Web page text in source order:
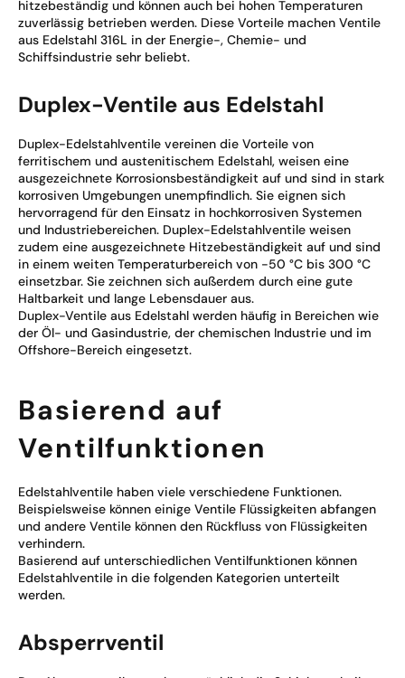
hitzebeständig und können auch bei hohen Temperaturen
zuverlässig betrieben werden. Diese Vorteile machen Ventile
aus Edelstahl 316L in der Energie-, Chemie- und
Schiffsindustrie sehr beliebt.
Duplex-Ventile aus Edelstahl
Duplex-Edelstahlventile vereinen die Vorteile von
ferritischem und austenitischem Edelstahl, weisen eine
ausgezeichnete Korrosionsbeständigkeit auf und sind in stark
korrosiven Umgebungen unempfindlich. Sie eignen sich
hervorragend für den Einsatz in hochkorrosiven Systemen
und Industriebereichen. Duplex-Edelstahlventile weisen
zudem eine ausgezeichnete Hitzebeständigkeit auf und sind
in einem weiten Temperaturbereich von -50 °C bis 300 °C
einsetzbar. Sie zeichnen sich außerdem durch eine gute
Haltbarkeit und lange Lebensdauer aus.
Duplex-Ventile aus Edelstahl werden häufig in Bereichen wie
der Öl- und Gasindustrie, der chemischen Industrie und im
Offshore-Bereich eingesetzt.
Basierend auf
Ventilfunktionen
Edelstahlventile haben viele verschiedene Funktionen.
Beispielsweise können einige Ventile Flüssigkeiten abfangen
und andere Ventile können den Rückfluss von Flüssigkeiten
verhindern.
Basierend auf unterschiedlichen Ventilfunktionen können
Edelstahlventile in die folgenden Kategorien unterteilt
werden.
Absperrventil